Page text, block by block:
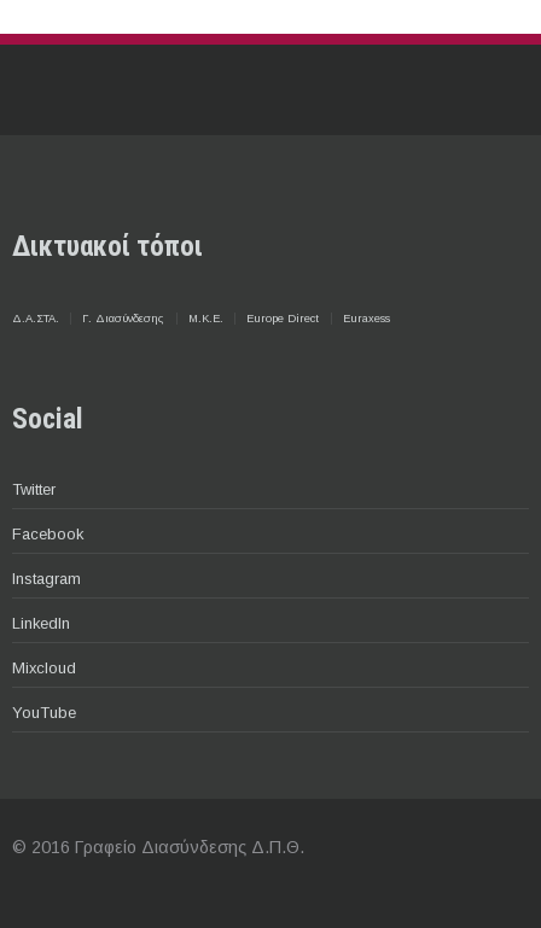
Δικτυακοί τόποι
Δ.Α.ΣΤΑ. Γ. Διασύνδεσης Μ.Κ.Ε. Europe Direct Euraxess
Social
Twitter
Facebook
Instagram
LinkedIn
Mixcloud
YouTube
© 2016 Γραφείο Διασύνδεσης Δ.Π.Θ.